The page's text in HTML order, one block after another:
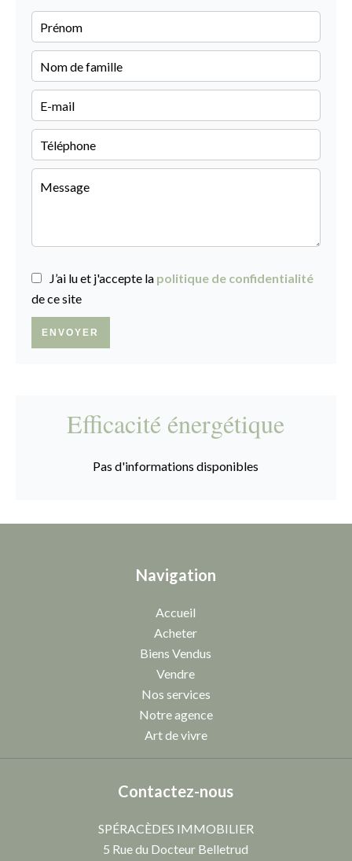
J’ai lu et j'accepte la politique de confidentialité
de ce site
ENVOYER
Efficacité énergétique
Pas d'informations disponibles
Navigation
Accueil
Acheter
Biens Vendus
Vendre
Nos services
Notre agence
Art de vivre
Contactez-nous
SPÉRACÈDES IMMOBILIER
5 Rue du Docteur Belletrud